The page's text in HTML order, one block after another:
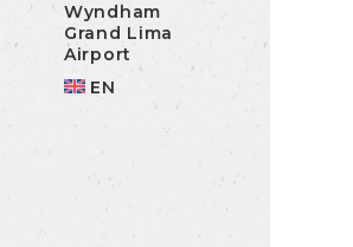
Wyndham
Grand Lima
Airport
EN